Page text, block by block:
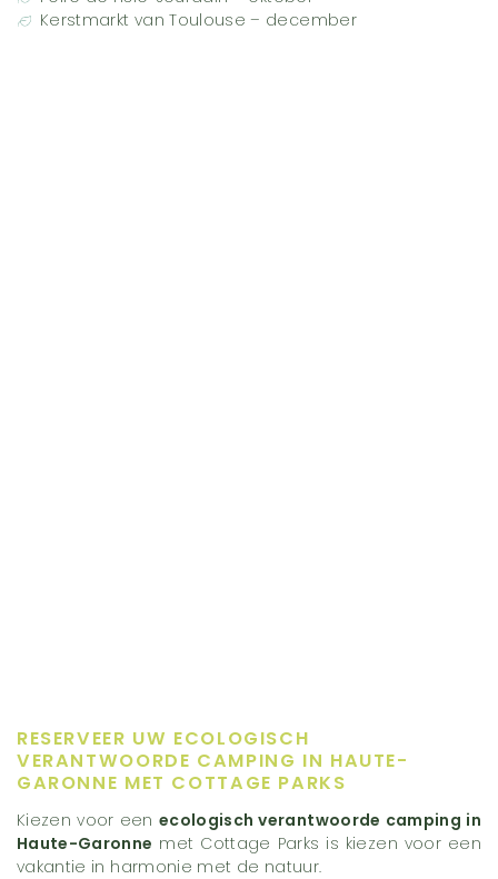
Kerstmarkt van Toulouse – december
RESERVEER UW ECOLOGISCH
VERANTWOORDE CAMPING IN HAUTE-
GARONNE MET COTTAGE PARKS
Kiezen voor een ecologisch verantwoorde camping in
Haute-Garonne met Cottage Parks is kiezen voor een
vakantie in harmonie met de natuur.